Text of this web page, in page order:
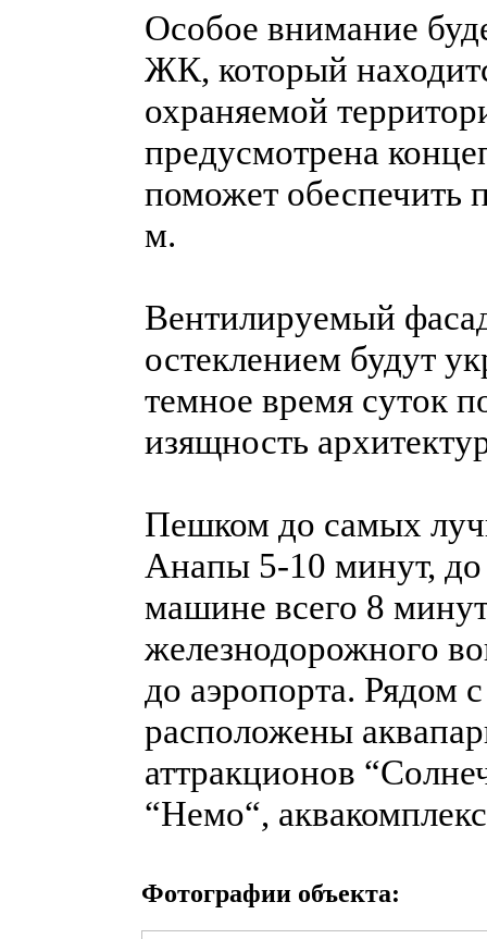
Особое внимание
ЖК, который
охраняемой
предусмотрена
поможет обеспечить
м.
Вентилируемый
остеклением будут
темное время суток
изящность
Пешком до самых
Анапы 5-10 минут, до
машине всего 8
железнодорожного
до аэропорта. Рядом
расположены
аттракционов
“Немо“,
Фотографии объекта: